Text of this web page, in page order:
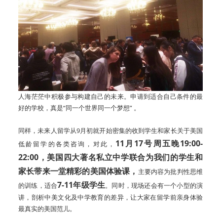
人海茫茫中积极参与构建自己的未来。申请到适合自己条件的最
好的学校，真是“同一个世界同一个梦想” 。
同样，未来人留学从9月初就开始密集的收到学生和家长关于美国
低龄留学的各类咨询，对此， 11月17号周五晚19:00-
22:00，美国四大著名私立中学联合为我们的学生和
家长带来一堂精彩的美国体验课， 主要内容为批判性思维
的训练，适合7-11年级学生。同时，现场还会有一个小型的演
讲，剖析中美文化及中学教育的差异，让大家在留学前亲身体验
最真实的美国范儿。